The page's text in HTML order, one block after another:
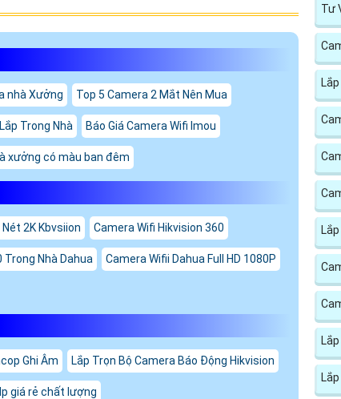
nhà Xưởng Top 5 Camera 2 Mắt Nên Mua
Trong Nhà Báo Giá Camera Wifi Imou
xưởng có màu ban đêm
2K Kbvsiion Camera Wifi Hikvision 360
Trong Nhà Dahua Camera Wifii Dahua Full HD 1080P
Ghi Âm Lắp Trọn Bộ Camera Báo Động Hikvision
giá rẻ chất lượng
Tư